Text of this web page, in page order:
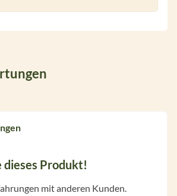
5 Sternen
dieses Produkt!
mit anderen Kunden.